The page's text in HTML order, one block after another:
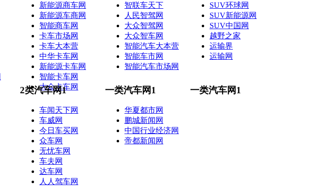
新能源商车网
新能源车商网
智能商车网
卡车市场网
卡车大本营
中华卡车网
新能源卡车网
智能卡车网
大众卡车网
智联车天下
人民智驾网
大众智驾网
大众智车网
智能汽车大本营
智能车市网
智能汽车市场网
SUV环球网
SUV新能源网
SUV中国网
越野之家
运输界
运输网
2类汽车网1
车闻天下网
车威网
今日车买网
众车网
无忧车网
车夫网
达车网
人人驾车网
一类汽车网1
华夏都市网
鹏城新闻网
中国行业经济网
帝都新闻网
一类汽车网1